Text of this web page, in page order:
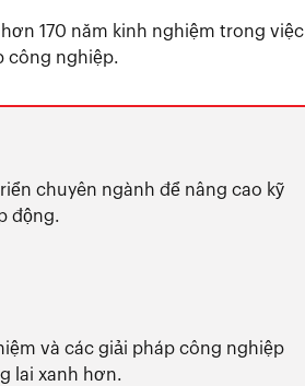
170 năm kinh nghiệm trong việc
công nghiệp.
chuyên ngành để nâng cao kỹ
động.
và các giải pháp công nghiệp
lai xanh hơn.